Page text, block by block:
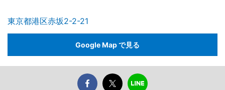
東京都港区赤坂2-2-21
Google Map で見る